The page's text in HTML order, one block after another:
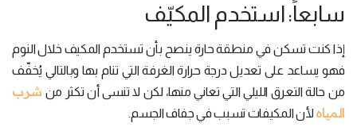
سابعاً: استخدم المكيّف
إذا كنت تسكن في منطقة حارة ينصح بأن تستخدم المكيف خلال النوم
فهو يساعد على تعديل درجة حرارة الغرفة التي تنام بها وبالتالي يُخفّف
من حالة التعرق الليلي التي تعاني منها، لكن لا تنسى أن تكثر من شرب
المياه لأن المكيفات تسبب في جفاف الجسم.